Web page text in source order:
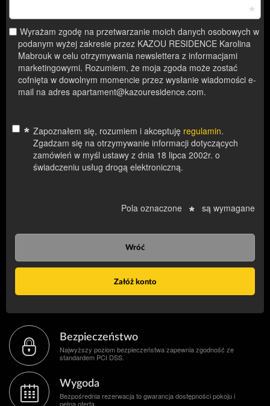
*
Wyrażam zgodę na przetwarzanie moich danych osobowych w
podanym wyżej zakresie przez KAZOU RESIDENCE Karolina
Mabrouk w celu otrzymywania newslettera z informacjami
marketingowymi. Rozumiem, że moja zgoda może zostać
cofnięta w dowolnym momencie przez wysłanie wiadomości e-
mail na adres apartament@kazouresidence.com.
* Zapoznałem się, rozumiem i akceptuję regulamin.
Zgadzam się na otrzymywanie informacji dotyczących
zamówień w myśl ustawy z dnia 18 lipca 2002r. o
świadczeniu usług drogą elektroniczną.
Pola oznaczone * są wymagane
Wróć
Załóż konto
Bezpieczeństwo
Najwyższy poziom bezpieczeństwa zapewnia zgodność ze
standardem PCI DSS.
Wygoda
Bezpośrednia rezerwacja to gwarancja dostępności pokoju i
pełna oferta.